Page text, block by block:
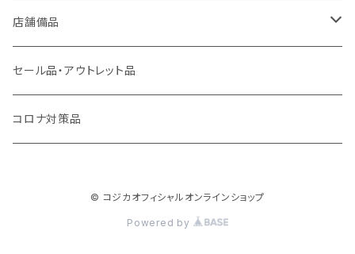
アーバンコール20
シーザーコール＆レイガンコール
コールギア
店舗備品
傘袋装着機 無滴くん
フレッシュパッカー
セール品・アウトレット品
コロナ対策品
© コジカオフィシャルオンラインショップ
Powered by